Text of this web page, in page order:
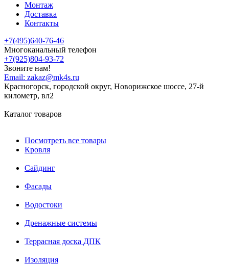
Монтаж
Доставка
Контакты
+7(495)640-76-46
Многоканальный телефон
+7(925)804-93-72
Звоните нам!
Email: zakaz@mk4s.ru
Красногорск, городской округ, Новорижское шоссе, 27-й
километр, вл2
Каталог товаров
Посмотреть все товары
Кровля
Сайдинг
Фасады
Водостоки
Дренажные системы
Террасная доска ДПК
Изоляция